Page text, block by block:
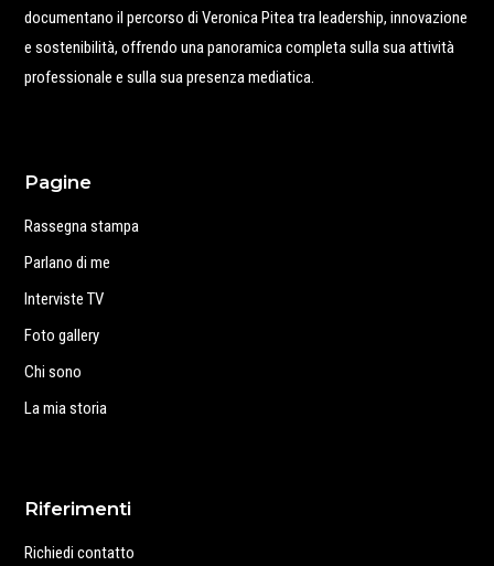
documentano il percorso di Veronica Pitea tra leadership, innovazione
e sostenibilità, offrendo una panoramica completa sulla sua attività
professionale e sulla sua presenza mediatica.
Pagine
Rassegna stampa
Parlano di me
Interviste TV
Foto gallery
Chi sono
La mia storia
Riferimenti
Richiedi contatto